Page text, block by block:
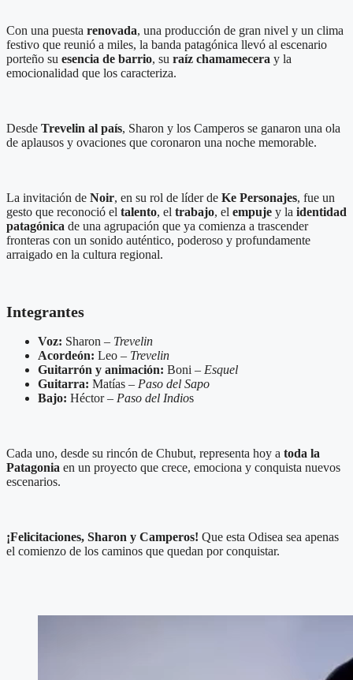
Con una puesta renovada, una producción de gran nivel y un clima
festivo que reunió a miles, la banda patagónica llevó al escenario
porteño su esencia de barrio, su raíz chamamecera y la
emocionalidad que los caracteriza.
Desde Trevelin al país, Sharon y los Camperos se ganaron una ola
de aplausos y ovaciones que coronaron una noche memorable.
La invitación de Noir, en su rol de líder de Ke Personajes, fue un
gesto que reconoció el talento, el trabajo, el empuje y la identidad
patagónica de una agrupación que ya comienza a trascender
fronteras con un sonido auténtico, poderoso y profundamente
arraigado en la cultura regional.
Integrantes
Voz: Sharon – Trevelin
Acordeón: Leo – Trevelin
Guitarrón y animación: Boni – Esquel
Guitarra: Matías – Paso del Sapo
Bajo: Héctor – Paso del Indios
Cada uno, desde su rincón de Chubut, representa hoy a toda la
Patagonia en un proyecto que crece, emociona y conquista nuevos
escenarios.
¡Felicitaciones, Sharon y Camperos! Que esta Odisea sea apenas
el comienzo de los caminos que quedan por conquistar.